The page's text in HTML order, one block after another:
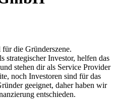
die Gründerszene.
strategischer Investor, helfen das
stehen dir als Service Provider
noch Investoren sind für das
geeignet, daher haben wir
entschieden.